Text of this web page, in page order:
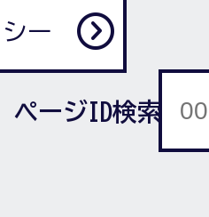
ー
ページID検索